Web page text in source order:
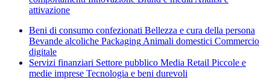
attivazione
Beni di consumo confezionati Bellezza e cura della persona
Bevande alcoliche Packaging Animali domestici Commercio
digitale
Servizi finanziari Settore pubblico Media Retail Piccole e
medie imprese Tecnologia e beni durevoli